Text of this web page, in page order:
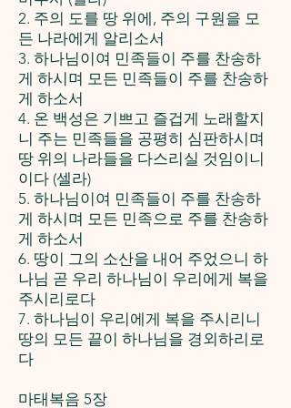
2. 주의 도를 땅 위에, 주의 구원을 모
든 나라에게 알리소서
3. 하나님이여 민족들이 주를 찬송하
게 하시며 모든 민족들이 주를 찬송하
게 하소서
4. 온 백성은 기쁘고 즐겁게 노래할지
니 주는 민족들을 공평히 심판하시며
땅 위의 나라들을 다스리실 것임이니
이다 (셀라)
5. 하나님이여 민족들이 주를 찬송하
게 하시며 모든 민족으로 주를 찬송하
게 하소서
6. 땅이 그의 소산을 내어 주었으니 하
나님 곧 우리 하나님이 우리에게 복을
주시리로다
7. 하나님이 우리에게 복을 주시리니
땅의 모든 끝이 하나님을 경외하리로
다
마태복음 5장